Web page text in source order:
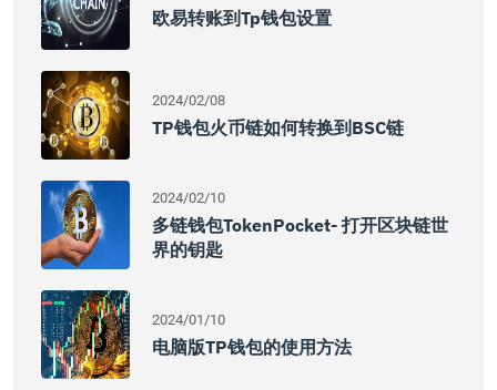
欧易转账到tp钱包设置
2024/02/08
TP钱包火币链如何转换到BSC链
2024/02/10
多链钱包TokenPocket- 打开区块链世
界的钥匙
2024/01/10
电脑版TP钱包的使用方法